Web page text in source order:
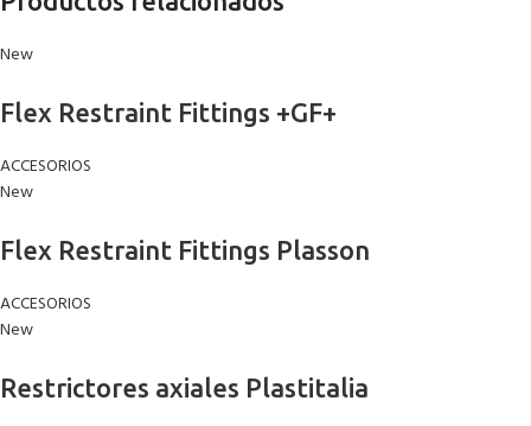
New
Flex Restraint Fittings +GF+
ACCESORIOS
New
Flex Restraint Fittings Plasson
ACCESORIOS
New
Restrictores axiales Plastitalia